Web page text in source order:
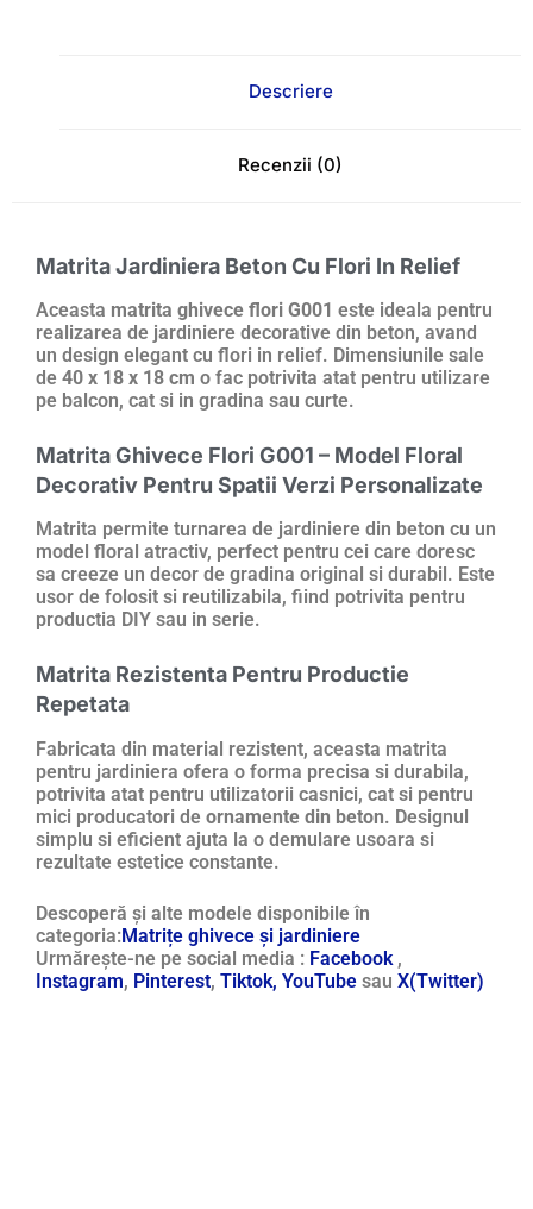
Descriere
Recenzii (0)
Matrita Jardiniera Beton Cu Flori In Relief
Aceasta matrita ghivece flori G001 este ideala pentru
realizarea de jardiniere decorative din beton, avand
un design elegant cu flori in relief. Dimensiunile sale
de 40 x 18 x 18 cm o fac potrivita atat pentru utilizare
pe balcon, cat si in gradina sau curte.
Matrita Ghivece Flori G001 – Model Floral
Decorativ Pentru Spatii Verzi Personalizate
Matrita permite turnarea de jardiniere din beton cu un
model floral atractiv, perfect pentru cei care doresc
sa creeze un decor de gradina original si durabil. Este
usor de folosit si reutilizabila, fiind potrivita pentru
productia DIY sau in serie.
Matrita Rezistenta Pentru Productie
Repetata
Fabricata din material rezistent, aceasta matrita
pentru jardiniera ofera o forma precisa si durabila,
potrivita atat pentru utilizatorii casnici, cat si pentru
mici producatori de ornamente din beton. Designul
simplu si eficient ajuta la o demulare usoara si
rezultate estetice constante.
Descoperă și alte modele disponibile în
categoria:Matrițe ghivece și jardiniere
Urmărește-ne pe social media : Facebook ,
Instagram, Pinterest, Tiktok, YouTube sau X(Twitter)